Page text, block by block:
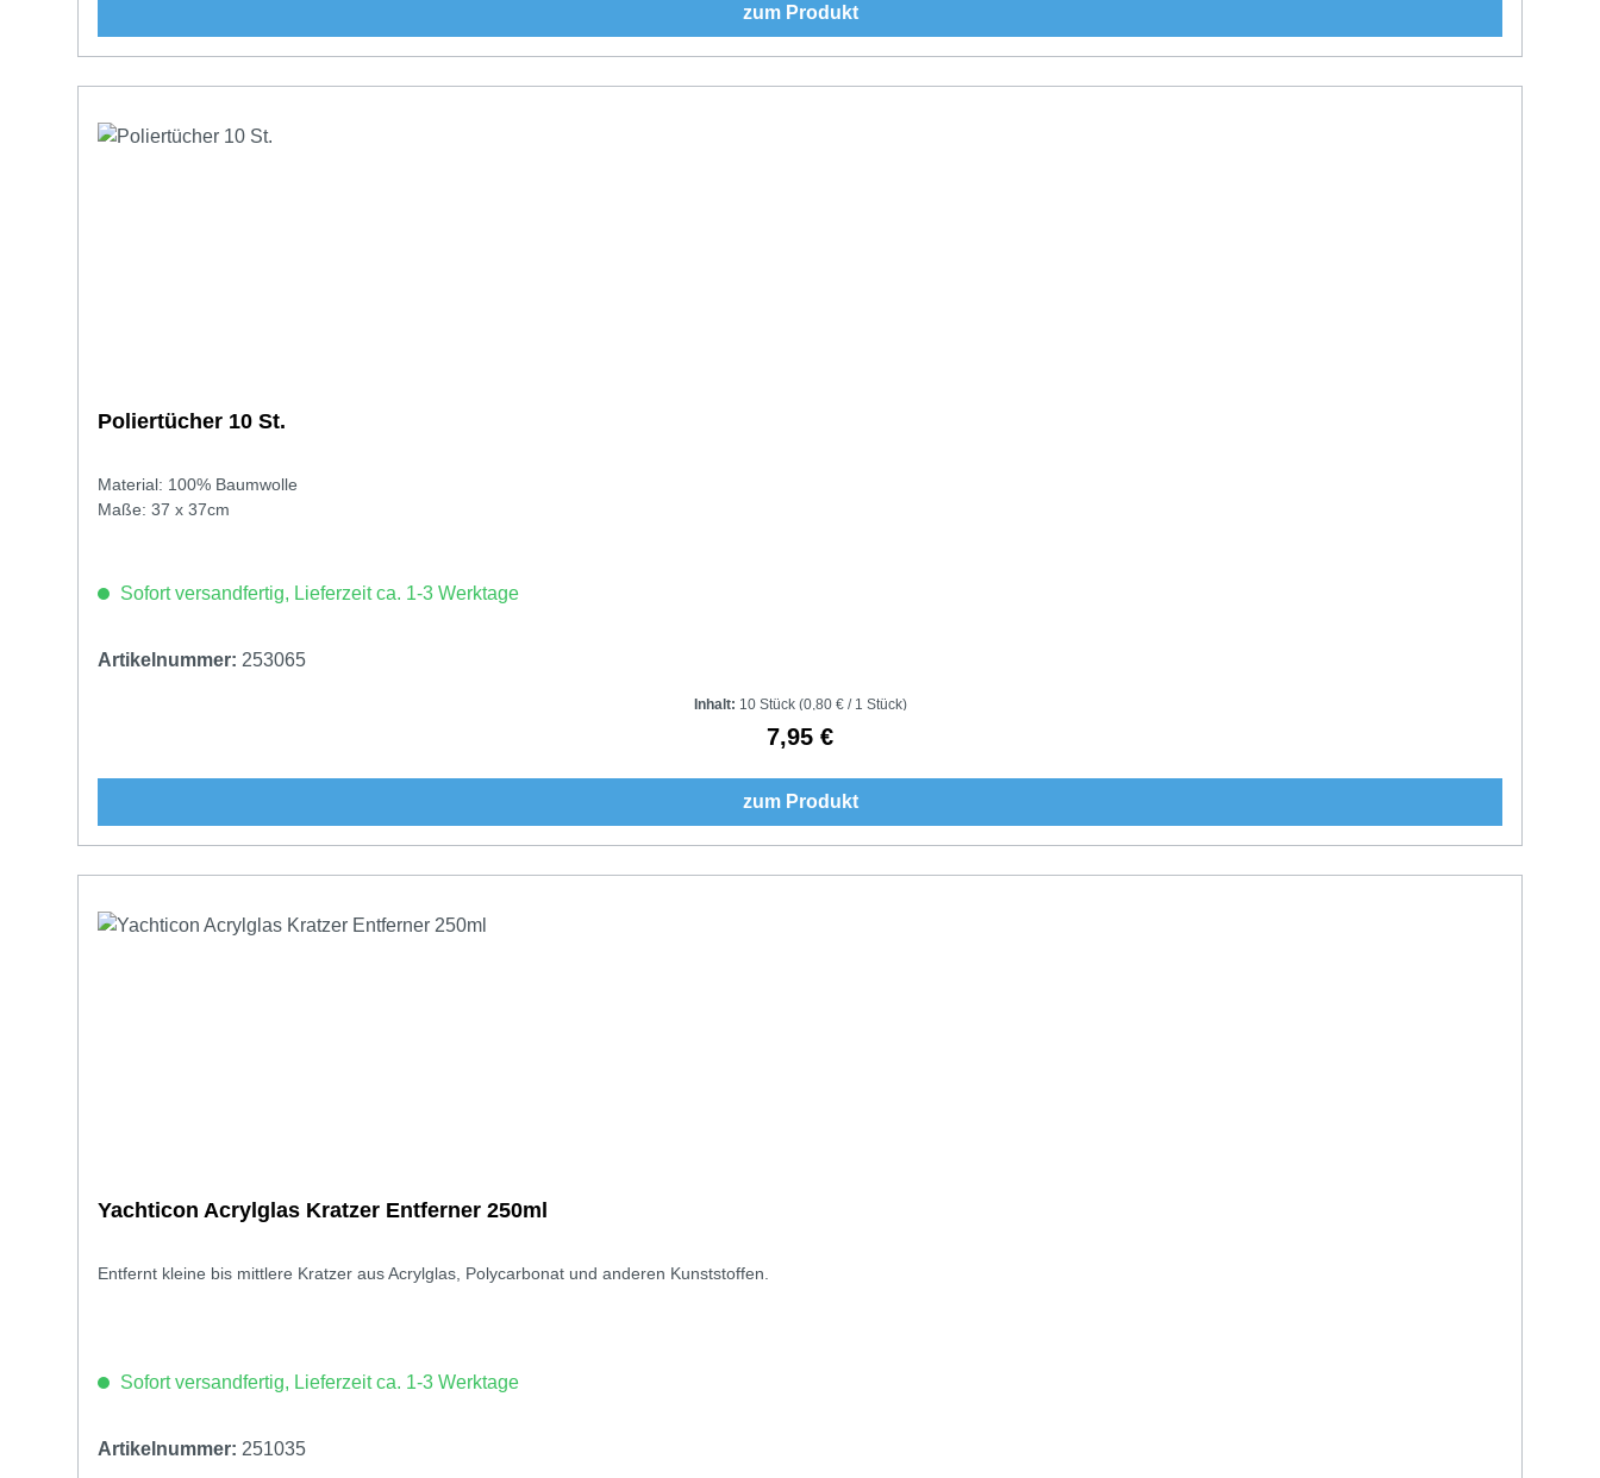
zum Produkt
Poliertücher 10 St.
Material: 100% Baumwolle
Maße: 37 x 37cm
Sofort versandfertig, Lieferzeit ca. 1-3 Werktage
Artikelnummer: 253065
Inhalt: 10 Stück (0,80 € / 1 Stück)
Regulärer Preis:
7,95 €
zum Produkt
Yachticon Acrylglas Kratzer Entferner 250ml
Entfernt kleine bis mittlere Kratzer aus Acrylglas, Polycarbonat und anderen Kunststoffen.
Sofort versandfertig, Lieferzeit ca. 1-3 Werktage
Artikelnummer: 251035